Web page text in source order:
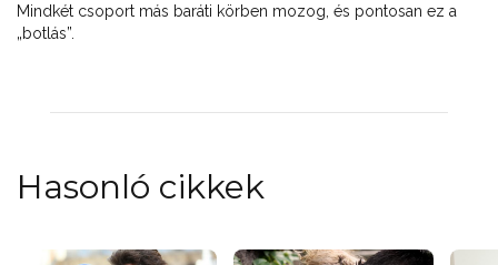
Mindkét csoport más baráti körben mozog, és pontosan ez a
„botlás”.
Hasonló cikkek